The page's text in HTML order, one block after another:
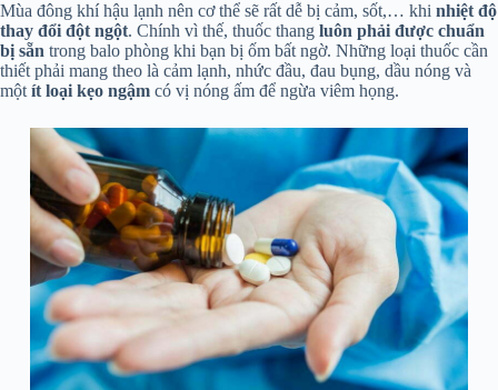
Mùa đông khí hậu lạnh nên cơ thể sẽ rất dễ bị cảm, sốt,… khi nhiệt độ
thay đổi đột ngột. Chính vì thế, thuốc thang luôn phải được chuẩn
bị sẵn trong balo phòng khi bạn bị ốm bất ngờ. Những loại thuốc cần
thiết phải mang theo là cảm lạnh, nhức đầu, đau bụng, dầu nóng và
một ít loại kẹo ngậm có vị nóng ấm để ngừa viêm họng.